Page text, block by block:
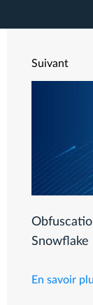
Suivant
Snowflake
En savoir